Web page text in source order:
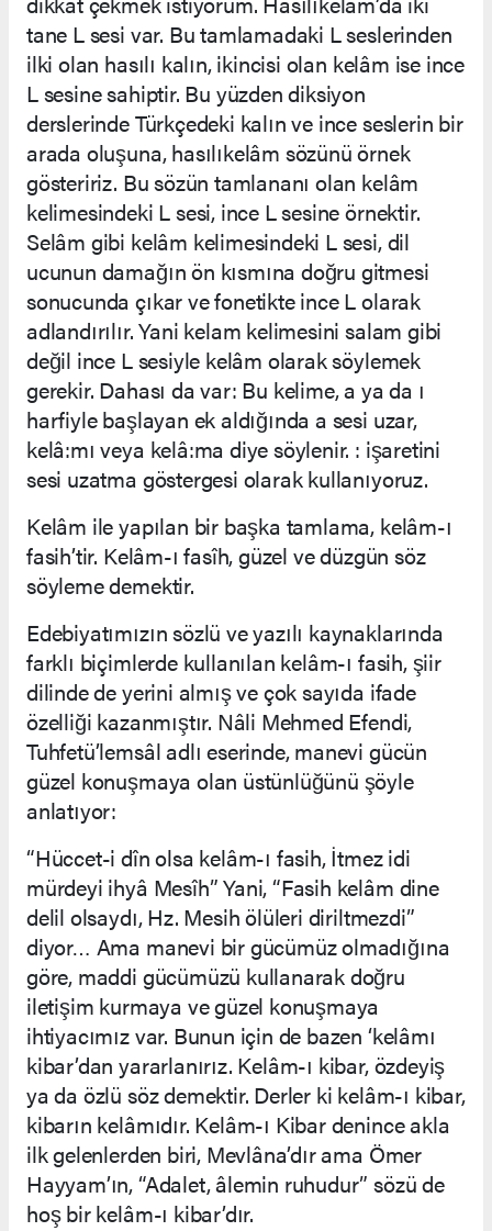
tane L sesi var. Bu tamlamadaki L seslerinden
ilki olan hasılı kalın, ikincisi olan kelâm ise ince
L sesine sahiptir. Bu yüzden diksiyon
derslerinde Türkçedeki kalın ve ince seslerin bir
arada oluşuna, hasılıkelâm sözünü örnek
gösteririz. Bu sözün tamlananı olan kelâm
kelimesindeki L sesi, ince L sesine örnektir.
Selâm gibi kelâm kelimesindeki L sesi, dil
ucunun damağın ön kısmına doğru gitmesi
sonucunda çıkar ve fonetikte ince L olarak
adlandırılır. Yani kelam kelimesini salam gibi
değil ince L sesiyle kelâm olarak söylemek
gerekir. Dahası da var: Bu kelime, a ya da ı
harfiyle başlayan ek aldığında a sesi uzar,
kelâ:mı veya kelâ:ma diye söylenir. : işaretini
sesi uzatma göstergesi olarak kullanıyoruz.
Kelâm ile yapılan bir başka tamlama, kelâm-ı
fasih’tir. Kelâm-ı fasîh, güzel ve düzgün söz
söyleme demektir.
Edebiyatımızın sözlü ve yazılı kaynaklarında
farklı biçimlerde kullanılan kelâm-ı fasih, şiir
dilinde de yerini almış ve çok sayıda ifade
özelliği kazanmıştır. Nâli Mehmed Efendi,
Tuhfetü’l­emsâl adlı eserinde, manevi gücün
güzel konuşmaya olan üstünlüğünü şöyle
anlatıyor:
“Hüccet-i dîn olsa kelâm-ı fasih, İtmez idi
mürdeyi ihyâ Mesîh” Yani, “Fasih kelâm dine
delil olsaydı, Hz. Mesih ölüleri diriltmezdi”
diyor… Ama manevi bir gücümüz olmadığına
göre, maddi gücümüzü kullanarak doğru
iletişim kurmaya ve güzel konuşmaya
ihtiyacımız var. Bunun için de bazen ‘kelâmı
kibar’dan yararlanırız. Kelâm-ı kibar, özdeyiş
ya da özlü söz demektir. Derler ki kelâm-ı kibar,
kibarın kelâmıdır. Kelâm-ı Kibar denince akla
ilk gelenlerden biri, Mevlâna’dır ama Ömer
Hayyam’ın, “Adalet, âlemin ruhudur” sözü de
hoş bir kelâm-ı kibar’dır.